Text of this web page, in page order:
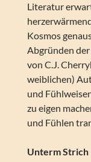
Literatur
Kosmos
Abgründen
von C.J.
weiblichen)
und
zu eigen
und Fühlen
Unterm Strich